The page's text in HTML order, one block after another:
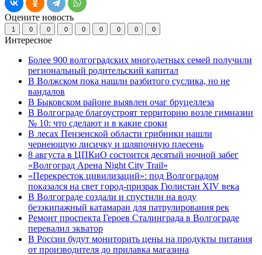
Оцените новость
1 0 0 0 0 0 0 0 0
Интересное
Более 900 волгоградских многодетных семей получили
региональный родительский капитал
В Волжском пока нашли разбитого суслика, но не
вандалов
В Быковском районе выявлен очаг бруцеллеза
В Волгограде благоустроят территорию возле гимназии
№ 10: что сделают и в какие сроки
В лесах Пензенской области грибники нашли
чернеющую лисичку и шляпочную плесень
8 августа в ЦПКиО состоится десятый ночной забег
«Волгоград Арена Night City Trail»
«Перекресток цивилизаций»: под Волгоградом
показался на свет город-призрак Гюлистан XIV века
В Волгограде создали и спустили на воду
безэкипажный катамаран для патрулирования рек
Ремонт проспекта Героев Сталинграда в Волгограде
перевалил экватор
В России будут мониторить цены на продукты питания
от производителя до прилавка магазина